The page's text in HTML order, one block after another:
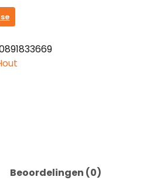
Beoordelingen (0)